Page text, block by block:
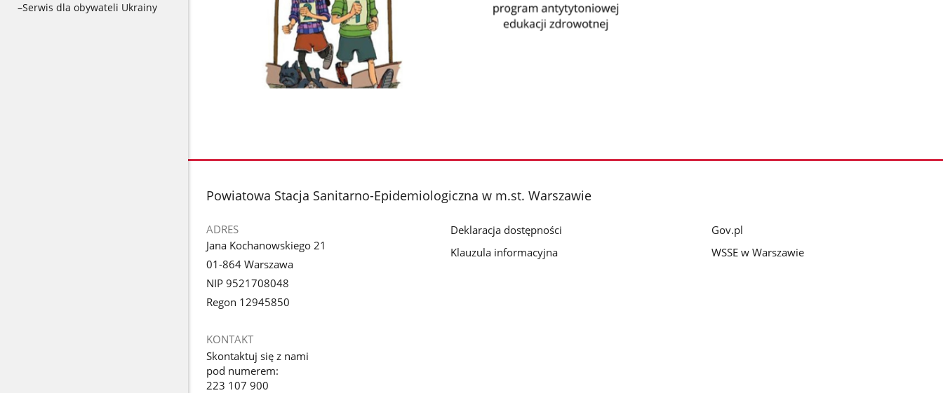
–Serwis dla obywateli Ukrainy
stopka
Powiatowa Stacja Sanitarno-Epidemiologiczna w m.st. Warszawie
ADRES
Jana Kochanowskiego 21
01-864 Warszawa
NIP 9521708048
Regon 12945850
KONTAKT
Skontaktuj się z nami
pod numerem:
223 107 900
Deklaracja dostępności
Klauzula informacyjna
Gov.pl
WSSE w Warszawie